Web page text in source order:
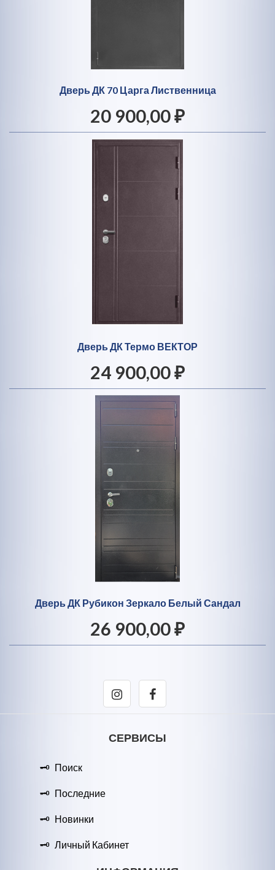
Дверь ДК 70 Царга Лиственница
20 900,00 ₽
Дверь ДК Термо ВЕКТОР
24 900,00 ₽
Дверь ДК Рубикон Зеркало Белый Сандал
26 900,00 ₽
СЕРВИСЫ
Поиск
Последние
Новинки
Личный Кабинет